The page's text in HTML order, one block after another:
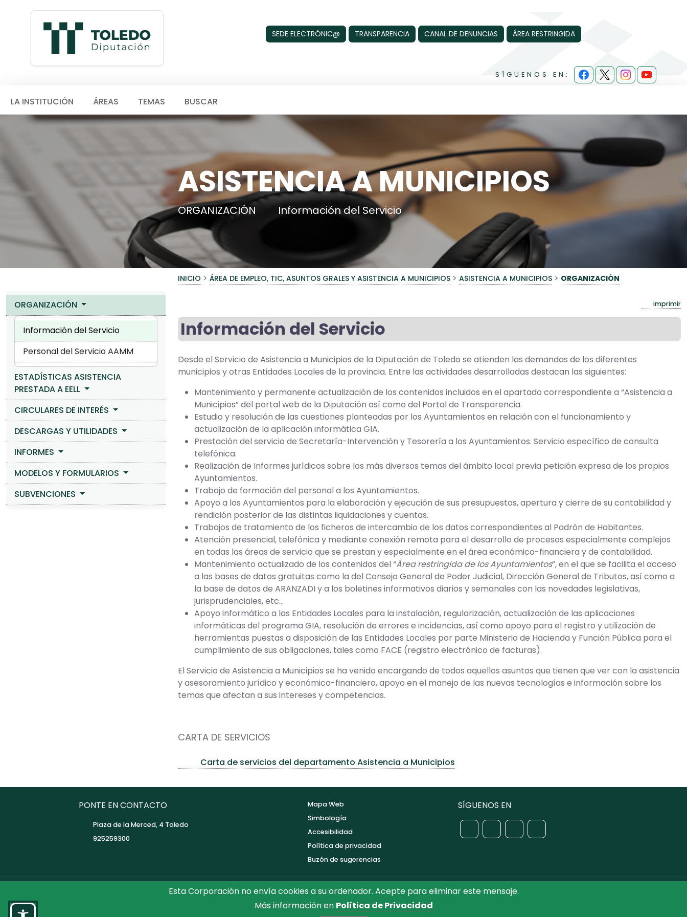
SEDE ELECTRÓNIC@ TRANSPARENCIA CANAL DE DENUNCIAS ÁREA RESTRINGIDA
SÍGUENOS EN:
LA INSTITUCIÓN ÁREAS TEMAS BUSCAR
Esta Corporación no envía cookies a su ordenador. Acepte para eliminar este mensaje.
Más información en Política de Privacidad
ASISTENCIA A MUNICIPIOS
ORGANIZACIÓN Información del Servicio
INICIO > ÁREA DE EMPLEO, TIC, ASUNTOS GRALES Y ASISTENCIA A MUNICIPIOS > ASISTENCIA A MUNICIPIOS > ORGANIZACIÓN
ORGANIZACIÓN
Información del Servicio
Personal del Servicio AAMM
ESTADÍSTICAS ASISTENCIA
PRESTADA A EELL
CIRCULARES DE INTERÉS
DESCARGAS Y UTILIDADES
INFORMES
MODELOS Y FORMULARIOS
SUBVENCIONES
imprimir
Información del Servicio
Desde el Servicio de Asistencia a Municipios de la Diputación de Toledo se atienden las demandas de los diferentes
municipios y otras Entidades Locales de la provincia. Entre las actividades desarrolladas destacan las siguientes:
Mantenimiento y permanente actualización de los contenidos incluidos en el apartado correspondiente a “Asistencia a
Municipios” del portal web de la Diputación así como del Portal de Transparencia.
Estudio y resolución de las cuestiones planteadas por los Ayuntamientos en relación con el funcionamiento y
actualización de la aplicación informática GIA.
Prestación del servicio de Secretaría-Intervención y Tesorería a los Ayuntamientos. Servicio específico de consulta
telefónica.
Realización de Informes jurídicos sobre los más diversos temas del ámbito local previa petición expresa de los propios
Ayuntamientos.
Trabajo de formación del personal a los Ayuntamientos.
Apoyo a los Ayuntamientos para la elaboración y ejecución de sus presupuestos, apertura y cierre de su contabilidad y
rendición posterior de las distintas liquidaciones y cuentas.
Trabajos de tratamiento de los ficheros de intercambio de los datos correspondientes al Padrón de Habitantes.
Atención presencial, telefónica y mediante conexión remota para el desarrollo de procesos especialmente complejos
en todas las áreas de servicio que se prestan y especialmente en el área económico-financiera y de contabilidad.
Mantenimiento actualizado de los contenidos del “Área restringida de los Ayuntamientos”, en el que se facilita el acceso
a las bases de datos gratuitas como la del Consejo General de Poder Judicial, Dirección General de Tributos, así como a
la base de datos de ARANZADI y a los boletines informativos diarios y semanales con las novedades legislativas,
jurisprudenciales, etc…
Apoyo informático a las Entidades Locales para la instalación, regularización, actualización de las aplicaciones
informáticas del programa GIA, resolución de errores e incidencias, así como apoyo para el registro y utilización de
herramientas puestas a disposición de las Entidades Locales por parte Ministerio de Hacienda y Función Pública para el
cumplimiento de sus obligaciones, tales como FACE (registro electrónico de facturas).
El Servicio de Asistencia a Municipios se ha venido encargando de todos aquellos asuntos que tienen que ver con la asistencia
y asesoramiento jurídico y económico-financiero, apoyo en el manejo de las nuevas tecnologías e información sobre los
temas que afectan a sus intereses y competencias.
CARTA DE SERVICIOS
Carta de servicios del departamento Asistencia a Municipios
PONTE EN CONTACTO
Plaza de la Merced, 4 Toledo
925259300
Mapa Web
Simbología
Accesibilidad
Política de privacidad
Buzón de sugerencias
SÍGUENOS EN
©2026 Diputación de Toledo. Reservados todos los Derechos. Diseñado por Diputación de Toledo